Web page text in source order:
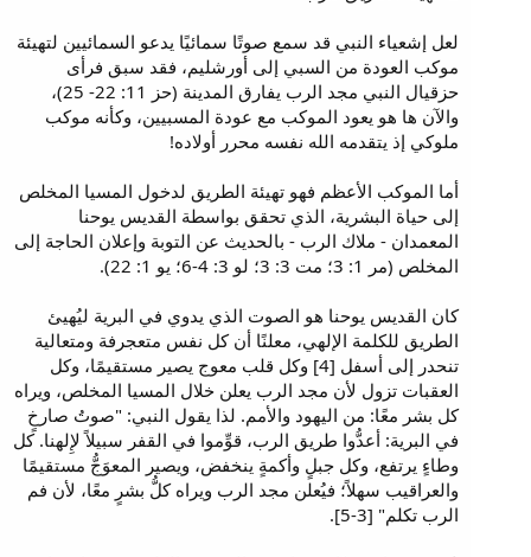
لعل إشعياء النبي قد سمع صوتًا سمائيًا يدعو السمائيين لتهيئة
موكب العودة من السبي إلى أورشليم، فقد سبق فرأى
حزقيال النبي مجد الرب يفارق المدينة (حز 11: 22- 25)،
والآن ها هو يعود الموكب مع عودة المسبيين، وكأنه موكب
ملوكي إذ يتقدمه الله نفسه محرر أولاده!
أما الموكب الأعظم فهو تهيئة الطريق لدخول المسيا المخلص
إلى حياة البشرية، الذي تحقق بواسطة القديس يوحنا
المعمدان - ملاك الرب - بالحديث عن التوبة وإعلان الحاجة إلى
المخلص (مر 1: 3؛ مت 3: 3؛ لو 3: 4-6؛ يو 1: 22).
كان القديس يوحنا هو الصوت الذي يدوي في البرية ليُهيئ
الطريق للكلمة الإلهي، معلنًا أن كل نفس متعجرفة ومتعالية
تنحدر إلى أسفل [4] وكل قلب معوج يصير مستقيمًا، وكل
العقبات تزول لأن مجد الرب يعلن خلال المسيا المخلص، ويراه
كل بشر معًا: من اليهود والأمم. لذا يقول النبي: "صوتُ صارخٍ
في البرية: أعدُّوا طريق الرب، قوِّموا في القفر سبيلاً لإِلهنا. كل
وطاءٍ يرتفع، وكل جبلٍ وأكمةٍ ينخفض، ويصير المعوَجُّ مستقيمًا
والعراقيب سهلاً؛ فيُعلن مجد الرب ويراه كلُّ بشرٍ معًا، لأن فم
الرب تكلم" [3-5].